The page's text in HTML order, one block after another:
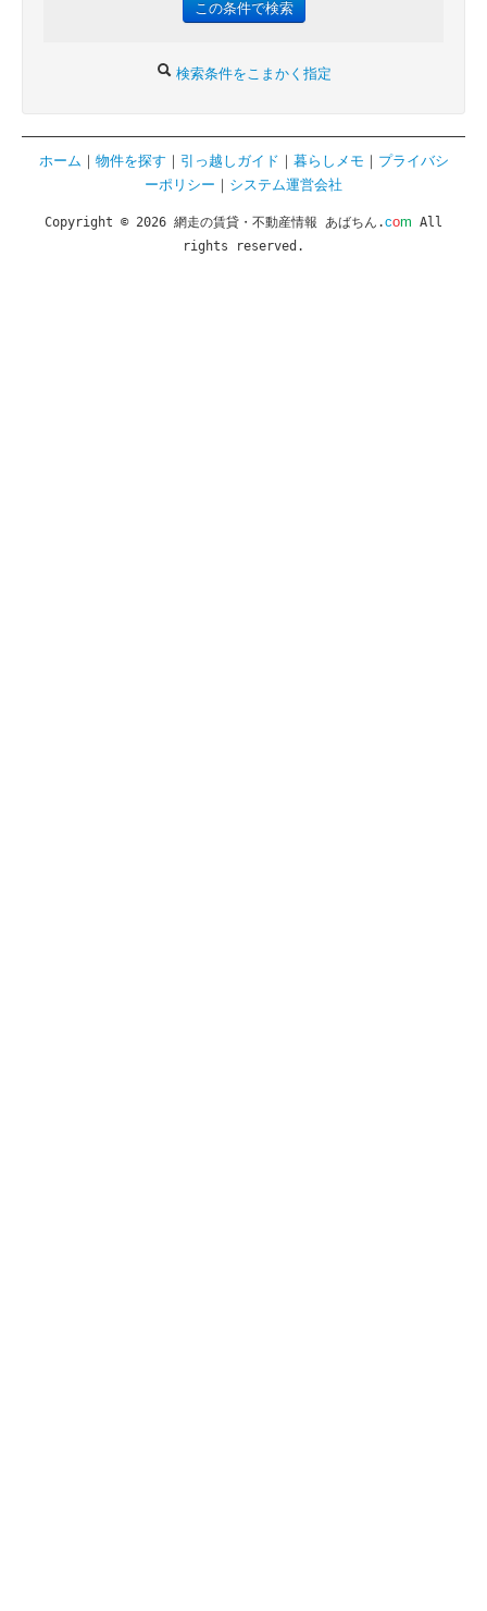
検索条件をこまかく指定
ホーム ｜ 物件を探す ｜ 引っ越しガイド ｜ 暮らしメモ ｜ プライバシ
ーポリシー ｜ システム運営会社
Copyright © 2026 網走の賃貸・不動産情報 あばちん.com All
rights reserved.